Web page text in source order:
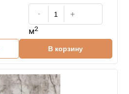
м2
В корзину